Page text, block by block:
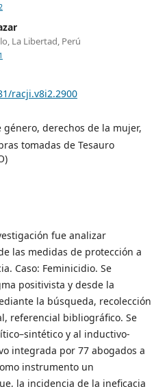
La Libertad, Perú
racji.v8i2.2900
género, derechos de la mujer,
tomadas de Tesauro
fue analizar
las medidas de protección a
Caso: Feminicidio. Se
positivista y desde la
la búsqueda, recolección
referencial bibliográfico. Se
y al inductivo-
integrada por 77 abogados a
instrumento un
la incidencia de la ineficacia